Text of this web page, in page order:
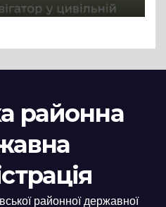
районна
районної державної